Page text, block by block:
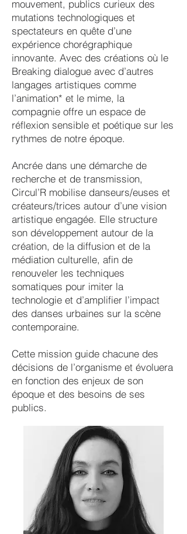
mouvement, publics curieux des
mutations technologiques et
spectateurs en quête d’une
expérience chorégraphique
innovante. Avec des créations où le
Breaking dialogue avec d’autres
langages artistiques comme
l’animation* et le mime, la
compagnie offre un espace de
réflexion sensible et poétique sur les
rythmes de notre époque.
Ancrée dans une démarche de
recherche et de transmission,
Circul’R mobilise danseurs/euses et
créateurs/trices autour d’une vision
artistique engagée. Elle structure
son développement autour de la
création, de la diffusion et de la
médiation culturelle, afin de
renouveler les techniques
somatiques pour imiter la
technologie et d’amplifier l’impact
des danses urbaines sur la scène
contemporaine.
Cette mission guide chacune des
décisions de l’organisme et évoluera
en fonction des enjeux de son
époque et des besoins de ses
publics.